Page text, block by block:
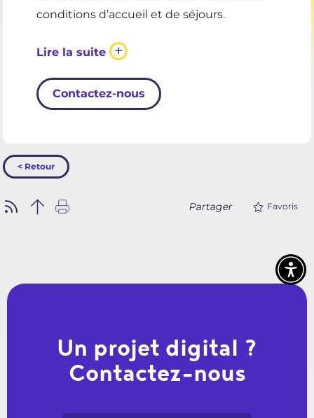
conditions d’accueil et de séjours.
Lire la suite +
Contactez-nous
< Retour
Partager Favoris
Un projet digital ?
Contactez-nous